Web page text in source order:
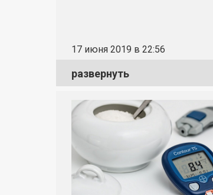
17 июня 2019 в 22:56
развернуть